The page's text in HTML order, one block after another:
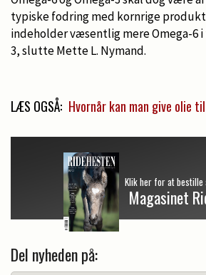
typiske fodring med kornrige
indeholder væsentlig mere Omega-6
3, slutte Mette L. Nymand.
LÆS OGSÅ: Hvornår kan man give olie
Klik her for at bestille
Magasinet
Del nyheden på: